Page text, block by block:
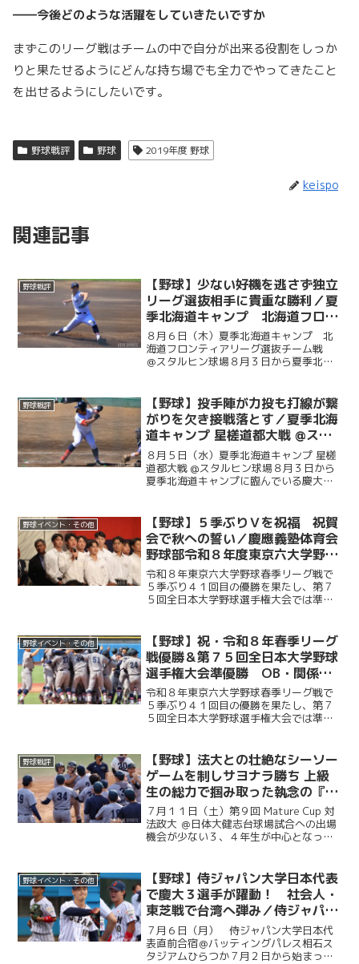
――今後どのような活躍をしていきたいですか
まずこのリーグ戦はチームの中で自分が出来る役割をしっか
りと果たせるようにどんな持ち場でも全力でやってきたこと
を出せるようにしたいです。
野球戦評 野球 2019年度 野球
keispo
関連記事
野球戦評
【野球】少ない好機を逃さず独立
リーグ選抜相手に貴重な勝利／夏
季北海道キャンプ 北海道フロン
ティアリーグ選抜チーム戦 ＠ス
タルヒン球場
８月６日（木）夏季北海道キャンプ 北
海道フロンティアリーグ選抜チーム戦
＠スタルヒン球場８月３日から夏季北海
ティアリーグの選抜チームと試合を行っ
た。初回に今津慶介（総４...
野球戦評
【野球】投手陣が力投も打線が繋
がりを欠き接戦落とす／夏季北海
道キャンプ 星槎道都大戦 @スタ
ルヒン球場
８月５日（水）夏季北海道キャンプ 星槎
道都大戦 @スタルヒン球場８月３日から
夏季北海道キャンプに臨んでいる慶大。
（商４・慶應）が相手打線に得点を許
し、２点を追う展開に。そ...
野球イベント・その他
【野球】５季ぶりＶを祝福 祝賀
会で秋への誓い／慶應義塾体育会
野球部令和８年度東京六大学野球
春季リーグ戦優勝 祝賀会～前編
～
令和８年東京六大学野球春季リーグ戦で
５季ぶり４１回目の優勝を果たし、第７
５回全日本大学野球選手権大会では準優
人が集まり、選手たちの健闘をたたえ
た。前編では、堀井監督の挨...
野球イベント・その他
【野球】祝・令和８年春季リーグ
戦優勝＆第７５回全日本大学野球
選手権大会準優勝 OB・関係者
からのお祝いメッセージ
令和８年東京六大学野球春季リーグ戦で
５季ぶり４１回目の優勝を果たし、第７
５回全日本大学野球選手権大会では準優
の皆様から、現役選手たちへ温かい祝福
のメッセージをお寄せい...
野球戦評
【野球】法大との壮絶なシーソー
ゲームを制しサヨナラ勝ち 上級
生の総力で掴み取った執念の『一
勝』／第９回MatureCup・法大
戦
７月１１日（土）第９回 Mature Cup 対
法政大 ＠日体大健志台球場試合への出場
機会が少ない３、４年生が中心となって
に２度追い付く粘りを見せると、１点ビ...
野球イベント・その他
【野球】侍ジャパン大学日本代表
で慶大３選手が躍動！ 社会人・
東芝戦で台湾へ弾み／侍ジャパン
大学日本代表直前合宿５日目
７月６日（月） 侍ジャパン大学日本代
表直前合宿＠バッティングパレス相石ス
タジアムひらつか７月２日から始まった